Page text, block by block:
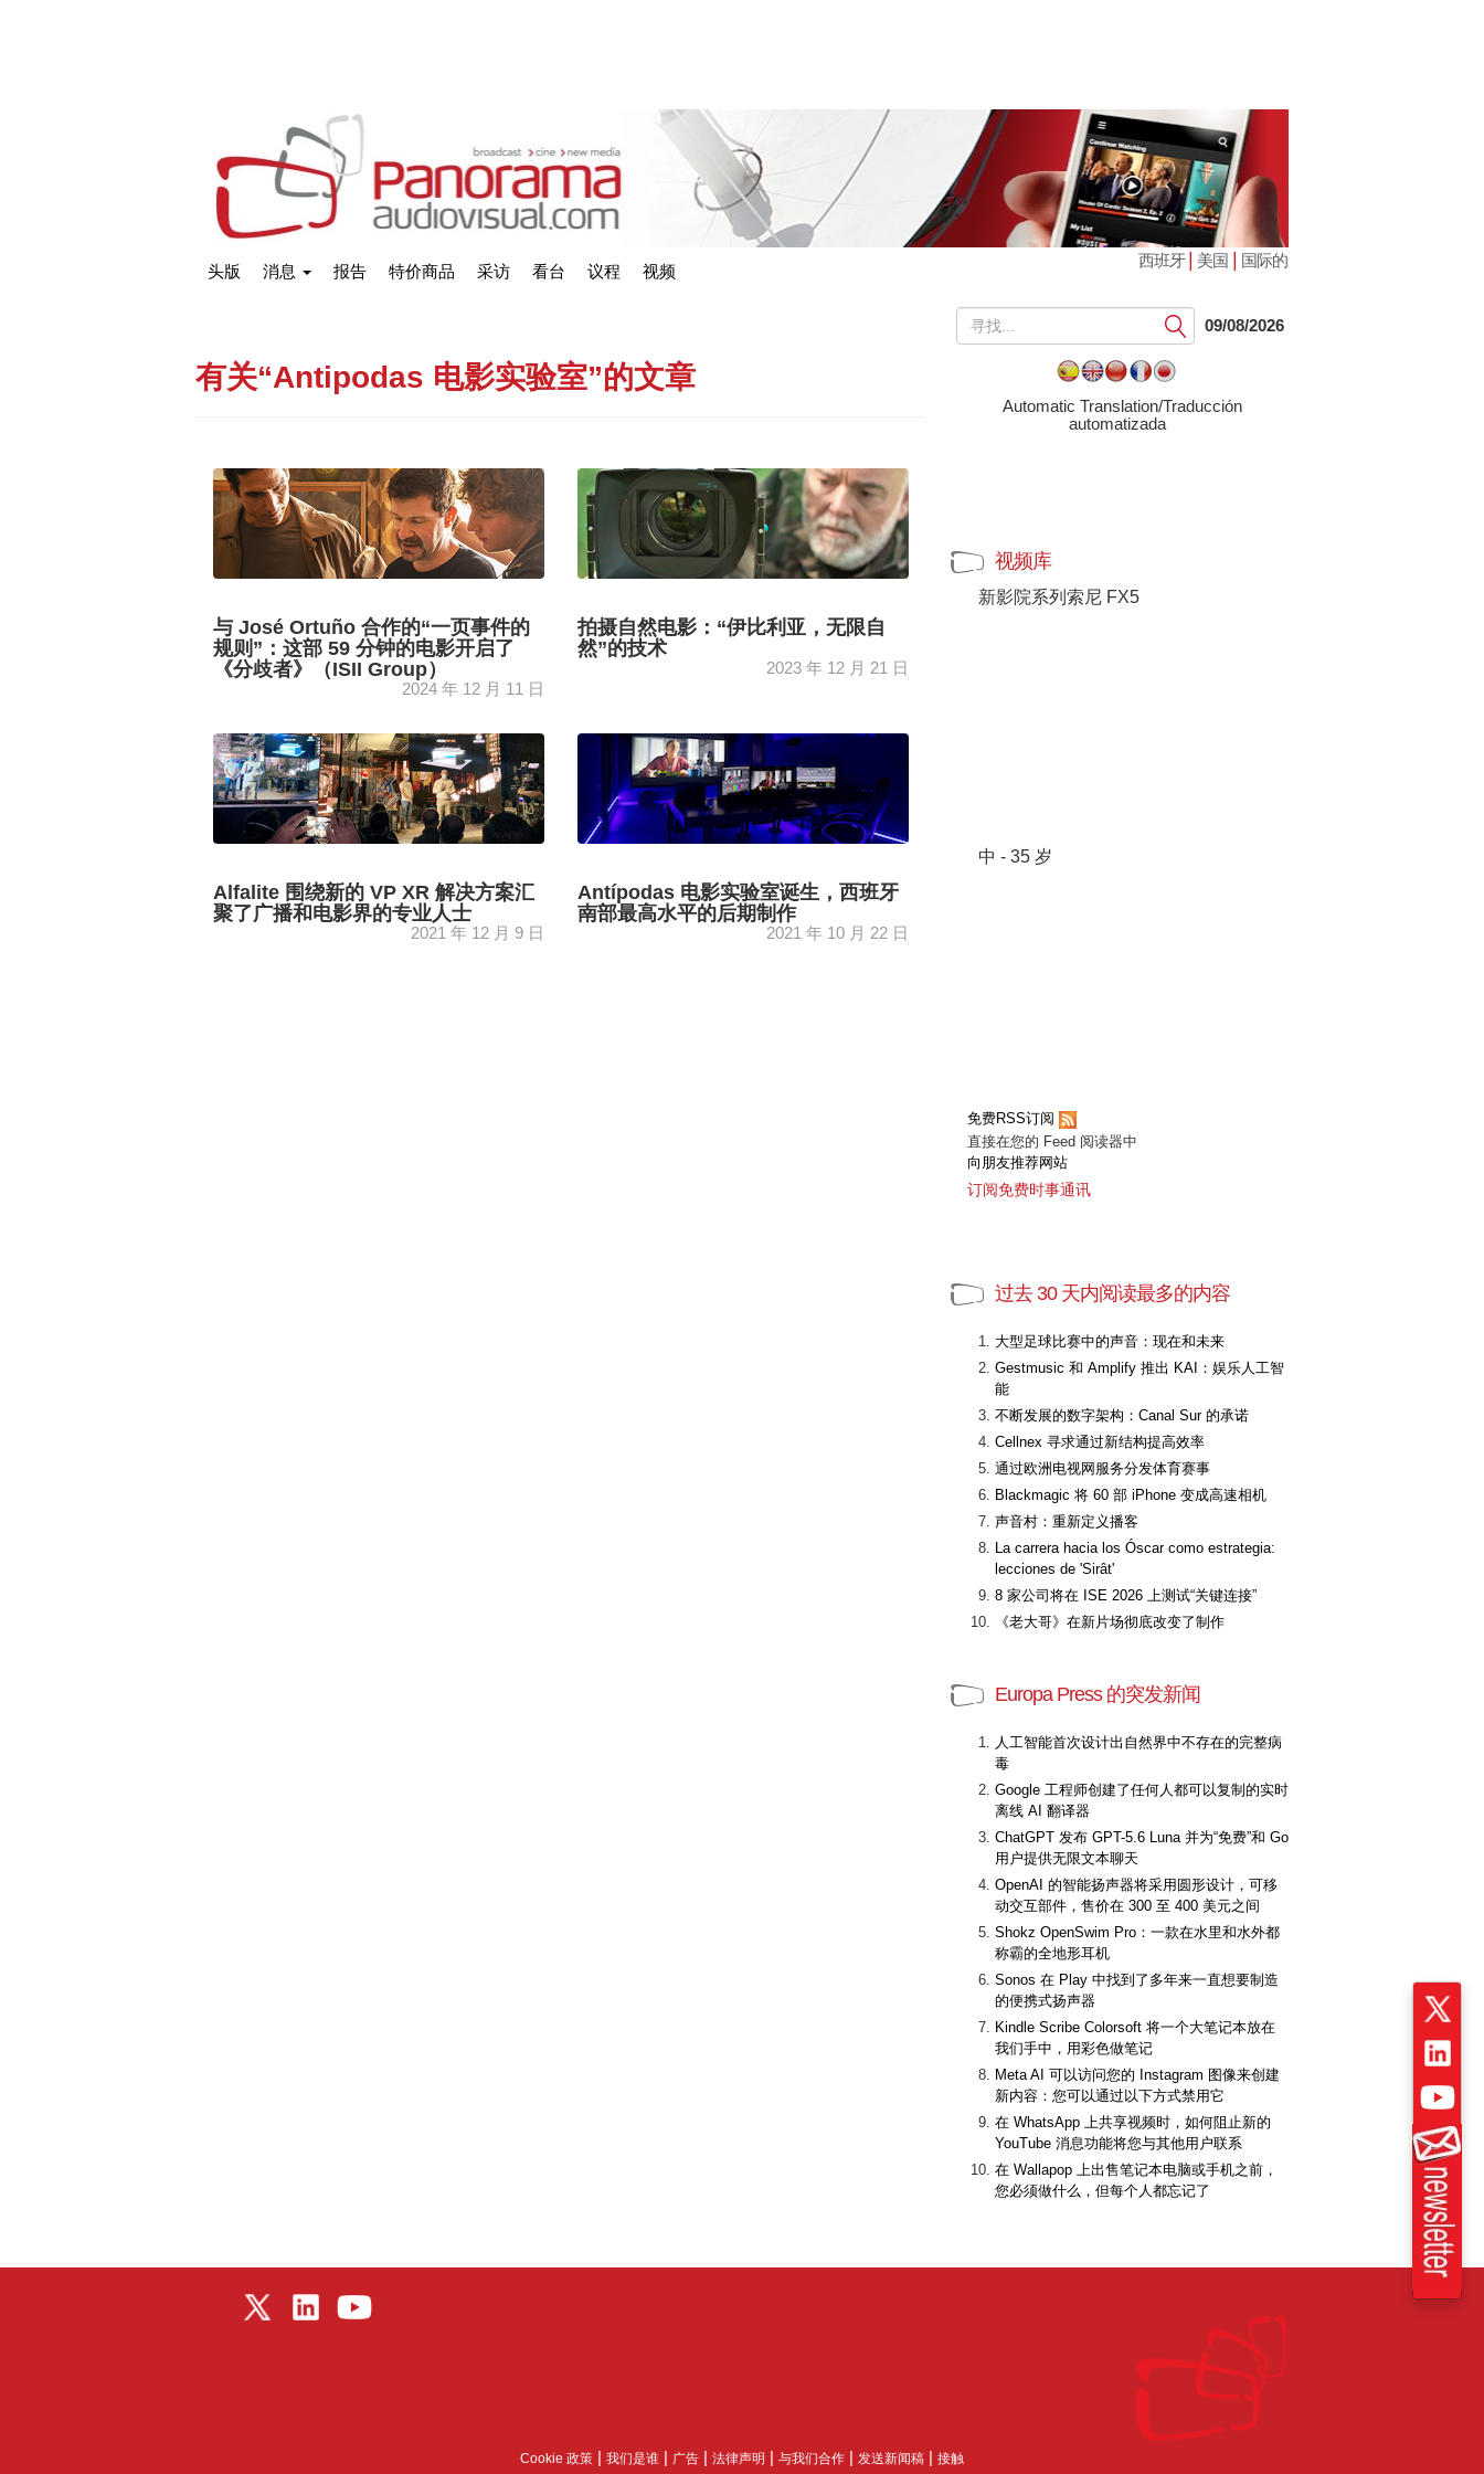
头版 消息 报告 特价商品 采访 看台 议程 视频
西班牙| 美国 | 国际的
有关“Antipodas 电影实验室”的文章
与 José Ortuño 合作的“一页事件的
规则”：这部 59 分钟的电影开启了
《分歧者》（ISII Group）
2024 年 12 月 11 日
导演 José Ortuño 让我们了解了拍摄的起源、
挑战以及 ISII Group 加速器在实现...
拍摄自然电影：“伊比利亚，无限自
然”的技术
2023 年 12 月 21 日
阿图罗·梅诺 (Arturo Menor)，戈雅候选最佳纪
录片《伊比利亚，自然无限》的导演、编剧兼
摄影负责人，勾勒出轴线……
Alfalite 围绕新的 VP XR 解决方案汇
聚了广播和电影界的专业人士
2021 年 12 月 9 日
Antípodas 电影实验室诞生，西班牙
南部最高水平的后期制作
2021 年 10 月 22 日
提
交
09/08/2026
Automatic Translation/Traducción
automatizada
视频库
新影院系列索尼 FX5
中 - 35 岁
免费RSS订阅
直接在您的 Feed 阅读器中
向朋友推荐网站
订阅免费时事通讯
过去 30 天内阅读最多的内容
大型足球比赛中的声音：现在和未来
Gestmusic 和 Amplify 推出 KAI：娱乐人工智
能
不断发展的数字架构：Canal Sur 的承诺
Cellnex 寻求通过新结构提高效率
通过欧洲电视网服务分发体育赛事
Blackmagic 将 60 部 iPhone 变成高速相机
声音村：重新定义播客
La carrera hacia los Óscar como estrategia:
lecciones de 'Sirât'
8 家公司将在 ISE 2026 上测试“关键连接”
《老大哥》在新片场彻底改变了制作
Europa Press 的突发新闻
人工智能首次设计出自然界中不存在的完整病
毒
Google 工程师创建了任何人都可以复制的实时
离线 AI 翻译器
ChatGPT 发布 GPT-5.6 Luna 并为“免费”和 Go
用户提供无限文本聊天
OpenAI 的智能扬声器将采用圆形设计，可移
动交互部件，售价在 300 至 400 美元之间
Shokz OpenSwim Pro：一款在水里和水外都
称霸的全地形耳机
Sonos 在 Play 中找到了多年来一直想要制造
的便携式扬声器
Kindle Scribe Colorsoft 将一个大笔记本放在
我们手中，用彩色做笔记
Meta AI 可以访问您的 Instagram 图像来创建
新内容：您可以通过以下方式禁用它
在 WhatsApp 上共享视频时，如何阻止新的
YouTube 消息功能将您与其他用户联系
在 Wallapop 上出售笔记本电脑或手机之前，
您必须做什么，但每个人都忘记了
Cookie 政策 | 我们是谁 | 广告 | 法律声明 | 与我们合作 | 发送新闻稿 | 接触